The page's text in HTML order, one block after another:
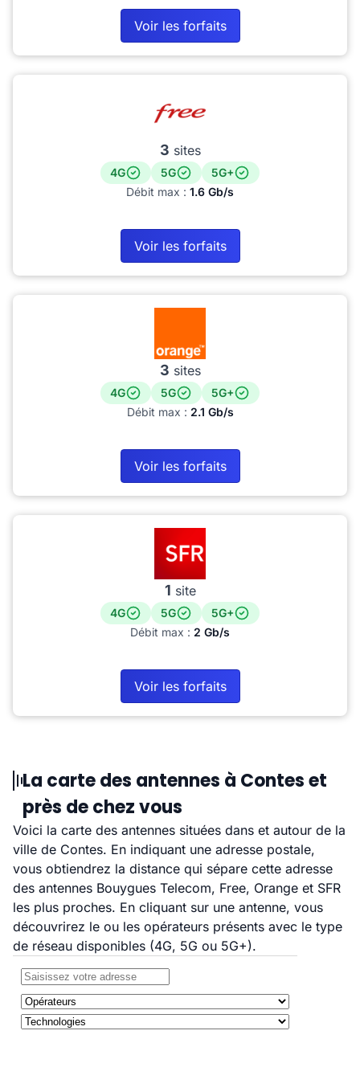
Voir les forfaits
3 sites
4G 5G
5G+
Débit max : 1.6 Gb/s
Voir les forfaits
3 sites
4G 5G
5G+
Débit max : 2.1 Gb/s
Voir les forfaits
1 site
4G 5G
5G+
Débit max : 2 Gb/s
Voir les forfaits
La carte des antennes à Contes et
près de chez vous
Voici la carte des antennes situées dans et autour de la
ville de Contes. En indiquant une adresse postale,
vous obtiendrez la distance qui sépare cette adresse
des antennes Bouygues Telecom, Free, Orange et SFR
les plus proches. En cliquant sur une antenne, vous
découvrirez le ou les opérateurs présents avec le type
de réseau disponibles (4G, 5G ou 5G+).